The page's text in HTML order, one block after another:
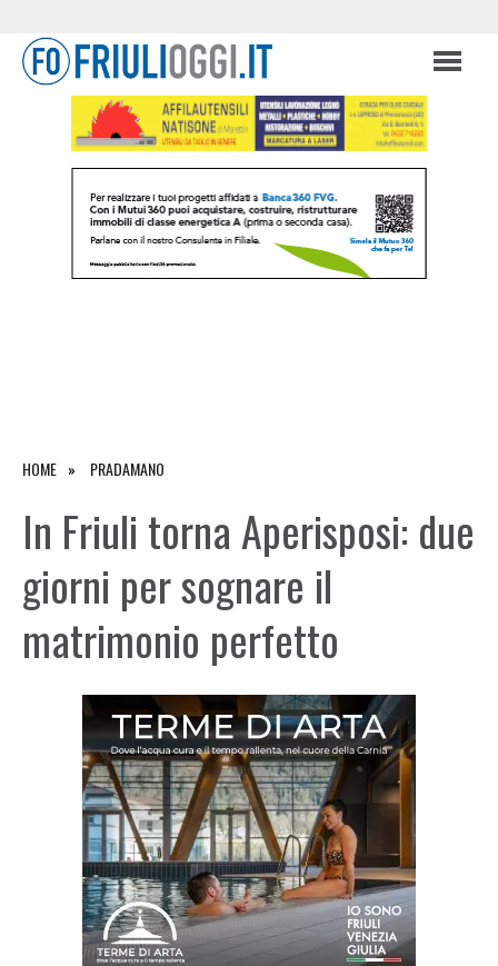
HOME PRADAMANO
In Friuli torna Aperisposi: due
giorni per sognare il
matrimonio perfetto